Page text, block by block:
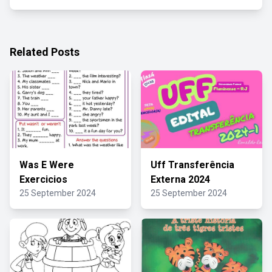
Related Posts
Was E Were
Exercicios
25 September 2024
Uff Transferência
Externa 2024
25 September 2024